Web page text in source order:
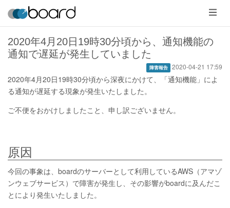
メ
ニ
ュ
ー
2020年4月20日19時30分頃から、通知機能の
通知で遅延が発生していました
障害報告 2020-04-21 17:59
2020年4月20日19時30分頃から深夜にかけて、「通知機能」によ
る通知が遅延する現象が発生いたしました。
ご不便をおかけしましたこと、申し訳ございません。
原因
今回の事象は、boardのサーバーとして利用しているAWS（アマゾ
ンウェブサービス）で障害が発生し、その影響がboardに及んだこ
とにより発生いたしました。